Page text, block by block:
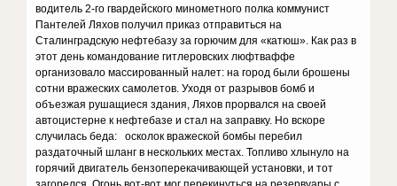
водитель 2-го гвардейского минометного полка коммунист
Пантелей Ляхов получил приказ отправиться на
Сталинградскую нефтебазу за горючим для «катюш». Как раз в
этот день командование гитлеровских люфтваффе
организовало массированный налет: на город были брошены
сотни вражеских самолетов. Уходя от разрывов бомб и
объезжая рушащиеся здания, Ляхов прорвался на своей
автоцистерне к нефтебазе и стал на заправку. Но вскоре
случилась беда: осколок вражеской бомбы перебил
раздаточный шланг в нескольких местах. Топливо хлынуло на
горячий двигатель бензоперекачивающей установки, и тот